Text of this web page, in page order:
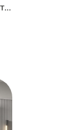
Распашной шкаф угловой Санторини-550 Лайф